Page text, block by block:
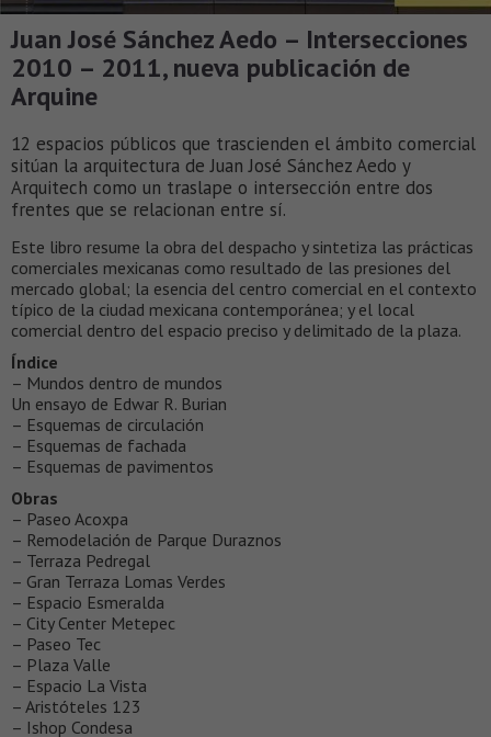
Juan José Sánchez Aedo – Intersecciones
2010 – 2011, nueva publicación de
Arquine
12 espacios públicos que trascienden el ámbito comercial
sitúan la arquitectura de Juan José Sánchez Aedo y
Arquitech como un traslape o intersección entre dos
frentes que se relacionan entre sí.
Este libro resume la obra del despacho y sintetiza las prácticas
comerciales mexicanas como resultado de las presiones del
mercado global; la esencia del centro comercial en el contexto
típico de la ciudad mexicana contemporánea; y el local
comercial dentro del espacio preciso y delimitado de la plaza.
Índice
– Mundos dentro de mundos
Un ensayo de Edwar R. Burian
– Esquemas de circulación
– Esquemas de fachada
– Esquemas de pavimentos
Obras
– Paseo Acoxpa
– Remodelación de Parque Duraznos
– Terraza Pedregal
– Gran Terraza Lomas Verdes
– Espacio Esmeralda
– City Center Metepec
– Paseo Tec
– Plaza Valle
– Espacio La Vista
– Aristóteles 123
– Ishop Condesa